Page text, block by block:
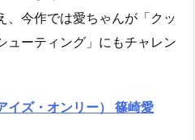
、今作では愛ちゃんが「クッ
ューティング」にもチャレン
イズ・オンリー） 篠崎愛